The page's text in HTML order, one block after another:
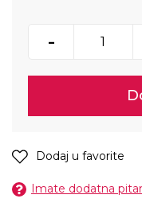
-
Dodaj u favorite
Imate dodatna